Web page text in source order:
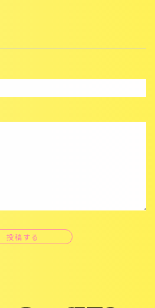
投稿する